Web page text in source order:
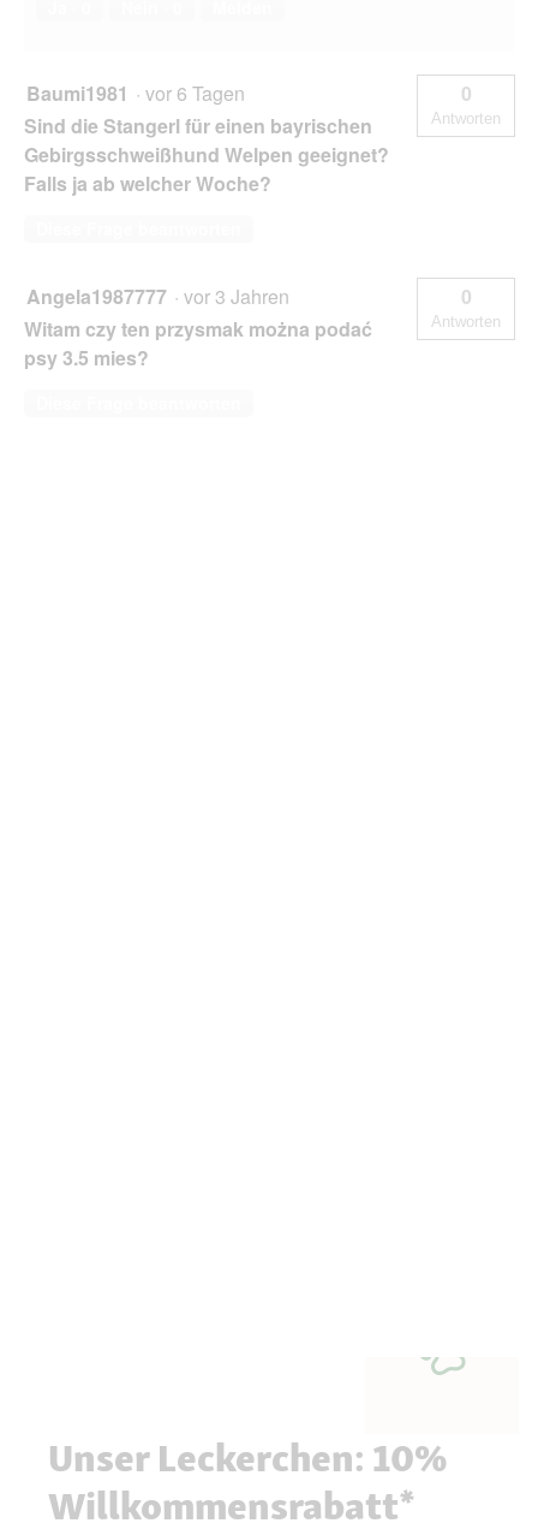
Baumi1981 · vor 6 Tagen
Sind die Stangerl für einen bayrischen
Gebirgsschweißhund Welpen geeignet?
Falls ja ab welcher Woche?
0
Antworten
Angela1987777 · vor 3 Jahren
Witam czy ten przysmak można podać
psy 3.5 mies?
0
Antworten
Unser Leckerchen: 10%
Willkommensrabatt*